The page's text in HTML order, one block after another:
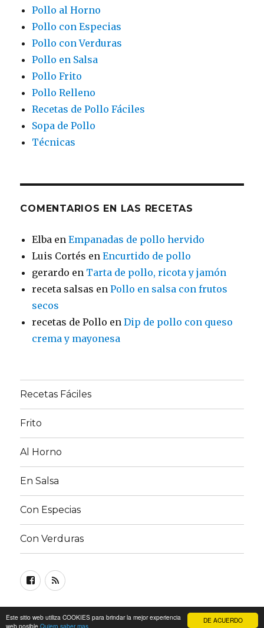
DE ACUERDO
Este sitio web utiliza COOKIES para brindar la mejor experiencia
web posible Quiero saber mas
Pollo al Horno
Pollo con Especias
Pollo con Verduras
Pollo en Salsa
Pollo Frito
Pollo Relleno
Recetas de Pollo Fáciles
Sopa de Pollo
Técnicas
COMENTARIOS EN LAS RECETAS
Elba enEmpanadas de pollo hervido
Luis Cortés enEncurtido de pollo
gerardo en Tarta de pollo, ricota y jamón
receta salsas enPollo en salsa con frutos
secos
recetas de Pollo enDip de pollo con queso
crema y mayonesa
Recetas Fáciles
Frito
Al Horno
En Salsa
Con Especias
Con Verduras
Facebook
RSS
© Recetas de Pollo | Lea nuestra Política de privacidad